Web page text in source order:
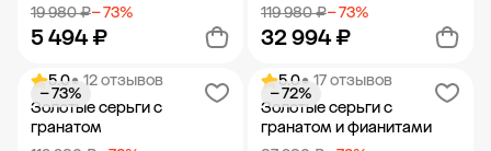
19 980 ₽− 73%
5 494 ₽
Добавить в корзину
119 980 ₽− 73%
32 994 ₽
Добавить в корзину
5.0• 12 отзывов
Золотые серьги с
гранатом
− 73%
5.0• 17 отзывов
Золотые серьги с
гранатом и фианитами
− 72%